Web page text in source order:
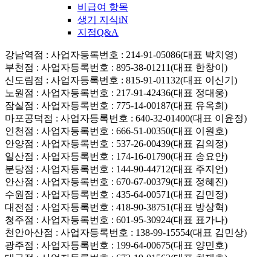
비급여 항목
생기 지식iN
지점Q&A
강남역점 : 사업자등록번호 : 214-91-05086(대표 박치영)
부천점 : 사업자등록번호 : 895-38-01211(대표 한창이)
신도림점 : 사업자등록번호 : 815-91-01132(대표 이신기)
노원점 : 사업자등록번호 : 217-91-42436(대표 정대웅)
잠실점 : 사업자등록번호 : 775-14-00187(대표 유옥희)
마포공덕점 : 사업자등록번호 : 640-32-01400(대표 이윤정)
인천점 : 사업자등록번호 : 666-51-00350(대표 이원호)
안양점 : 사업자등록번호 : 537-26-00439(대표 김의정)
일산점 : 사업자등록번호 : 174-16-01790(대표 송요안)
분당점 : 사업자등록번호 : 144-90-44712(대표 주지언)
안산점 : 사업자등록번호 : 670-67-00379(대표 정혜진)
수원점 : 사업자등록번호 : 435-64-00571(대표 김민정)
대전점 : 사업자등록번호 : 418-90-38751(대표 방상혁)
청주점 : 사업자등록번호 : 601-95-30924(대표 표가나)
천안아산점 : 사업자등록번호 : 138-99-15554(대표 김민상)
광주점 : 사업자등록번호 : 199-64-00675(대표 양민호)